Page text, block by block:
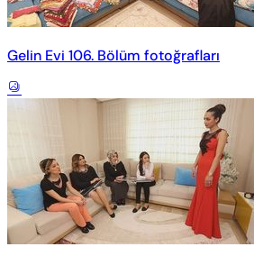
Gelin Evi 106. Bölüm fotoğrafları